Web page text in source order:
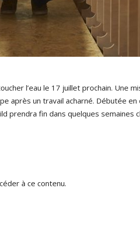
l’eau le 17 juillet prochain. Une
après un travail acharné. Débutée
prendra fin dans quelques semaines
à ce contenu.